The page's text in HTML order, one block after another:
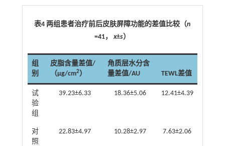
表4 两组患者治疗前后皮肤屏障功能的差值比较（n
=41，x±s）
组
别
皮脂含量差值/
（μg/cm2）
角质层水分含
量差值/AU
TEWL差值
试
验
组
39.23±6.33 18.36±5.06 12.41±4.39
对
照
22.83±4.97 10.28±2.97 7.63±2.06